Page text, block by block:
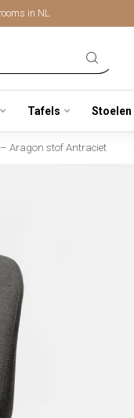
in NL
Tafels Stoelen
Aragon stof Antraciet